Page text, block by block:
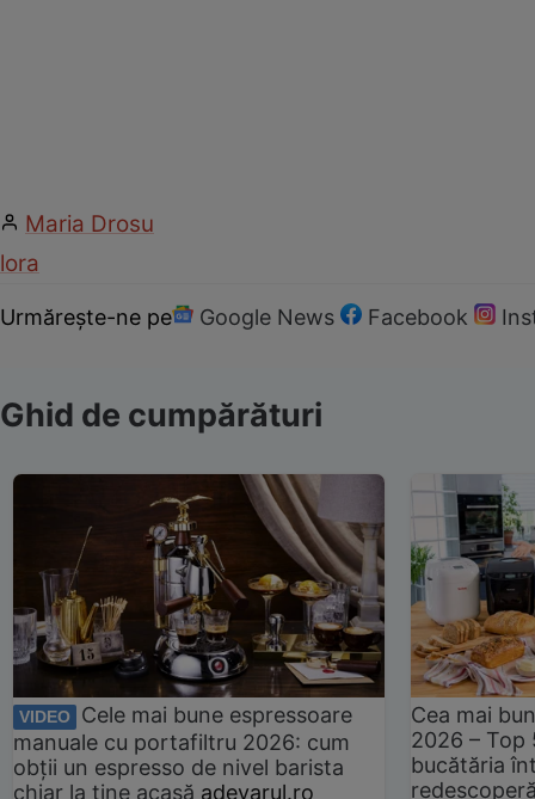
Maria Drosu
lora
Urmărește-ne pe Google News Facebook
Ghid de cumpărături
VIDEO
Cele mai bune espressoare
manuale cu portafiltru 2026: cum
obții un espresso de nivel barista
chiar la tine acasă adevarul.ro
Cea mai
2026 –
bucătăria